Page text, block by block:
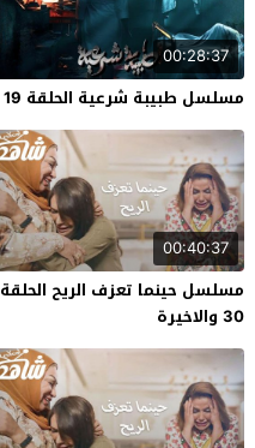
00:28:37
مسلسل طبيبة شرعية الحلقة 19
00:40:37
مسلسل حينما تعزف الريح الحلقة
30 والاخيرة